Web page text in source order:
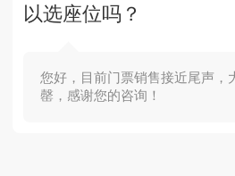
以选座位吗？
您好，目前门票销售接近尾声，
罄，感谢您的咨询！